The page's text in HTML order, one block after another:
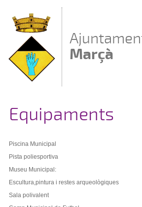
Marçà
Equipaments
Piscina Municipal
Pista poliesportiva
Museu Municipal:
Escultura,pintura i restes arqueològiques
Sala polivalent